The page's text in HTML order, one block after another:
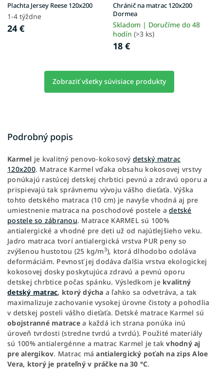
Plachta Jersey Reese 120x200
1-4 týždne
24 €
Chránič na matrac 120x200
Dormea
Skladom | Doručíme do 48
hodín (>3 ks)
18 €
Zobraziť všetky súvisiace produkty
Podrobný popis
Karmel je kvalitný penovo-kokosový detský matrac
120x200. Matrace Karmel vďaka obsahu kokosovej vrstvy
ponúkajú rastúcej detskej chrbtici pevnú a zdravú oporu a
prispievajú tak správnemu vývoju vášho dieťaťa. Výška
tohto detského matraca (10 cm) je navyše vhodná aj pre
umiestnenie matraca na poschodové postele a detské
postele so zábranou. Matrace KARMEL sú 100%
antialergické a vhodné pre deti už od najútlejšieho veku.
Jadro matraca tvorí antialergická vrstva PUR peny so
zvýšenou hustotou (25 kg/m3), ktorá dlhodobo odoláva
deformáciám. Pevnosť jej dodáva ďalšia vrstva ekologickej
kokosovej dosky poskytujúca zdravú a pevnú oporu
detskej chrbtice počas spánku. Výsledkom je kvalitný
detský matrac, ktorý dýcha a ľahko sa odvetráva, a tak
maximalizuje zachovanie vysokej úrovne čistoty a pohodlia
v detskej posteli vášho dieťaťa. Detské matrace Karmel sú
obojstranné matrace a každá ich strana ponúka inú
úroveň tvrdosti (stredne tvrdú a tvrdú). Použité materiály
sú 100% antialergénne a matrac Karmel je tak vhodný aj
pre alergikov. Matrac máantialergický poťah na zips Aloe
Vera, ktorý je prateľný v práčke na 30 °C.